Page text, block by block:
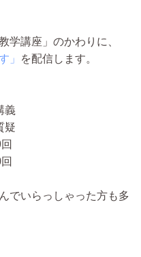
学講座」のかわりに、
」 を配信します。
義
疑
でいらっしゃった方も多